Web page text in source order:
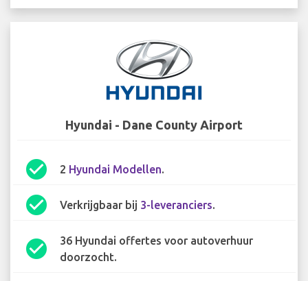
Hyundai - Dane County Airport
check_circle 2 Hyundai Modellen.
check_circle Verkrijgbaar bij 3-leveranciers.
check_circle
36 Hyundai offertes voor autoverhuur
doorzocht.